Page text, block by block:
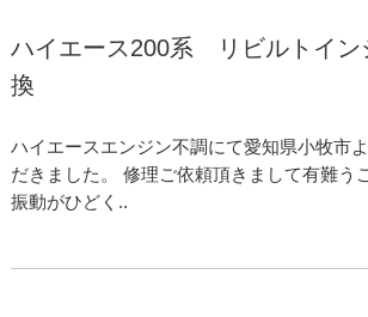
ハイエース200系 リビルトイン
換
ハイエースエンジン不調にて愛知県小牧市
だきました。 修理ご依頼頂きまして有難う
振動がひどく..